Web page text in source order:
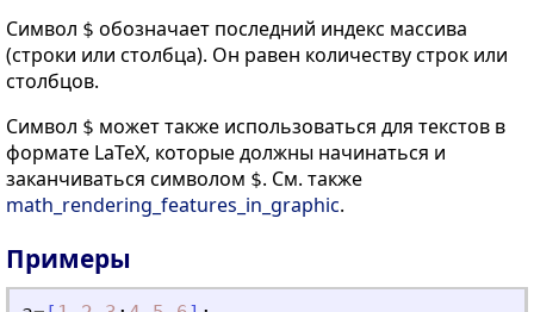
Символ $ обозначает последний индекс массива
(строки или столбца). Он равен количеству строк или
столбцов.
Символ $ может также использоваться для текстов в
формате LaTeX, которые должны начинаться и
заканчиваться символом $. См. также
math_rendering_features_in_graphic.
Примеры